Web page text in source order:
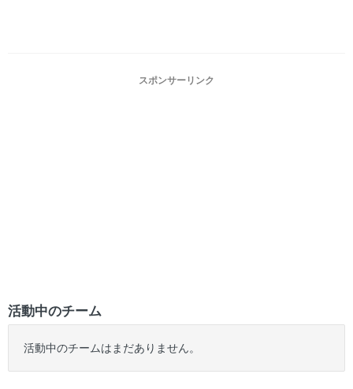
スポンサーリンク
活動中のチーム
活動中のチームはまだありません。